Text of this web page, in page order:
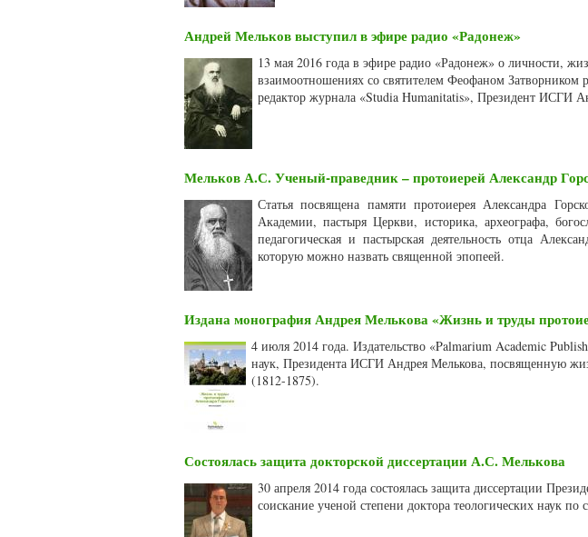
Андрей Мельков выступил в эфире радио «Радонеж»
13 мая 2016 года в эфире радио «Радонеж» о личности,
взаимоотношениях со святителем Феофаном Затворником
редактор журнала «Studia Humanitatis», Президент ИСГИ
Мельков А.С. Ученый-праведник – протоиерей Александр
Статья посвящена памяти протоиерея Александра
Академии, пастыря Церкви, историка, археографа,
педагогическая и пастырская деятельность отца
которую можно назвать священной эпопеей.
Издана монография Андрея Мелькова «Жизнь и труды
4 июля 2014 года. Издательство «Palmarium Academic
наук, Президента ИСГИ Андрея Мелькова, посвященную
(1812-1875).
Состоялась защита докторской диссертации А.С. Мелькова
30 апреля 2014 года состоялась защита диссертации
соискание ученой степени доктора теологических наук по